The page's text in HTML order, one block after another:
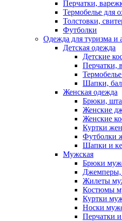
Перчатки,
Термобелье для
Толстовки,
Футболки
Одежда для туризма и
Детская одежда
Детские
Перчатки,
Шапки,
Женская одежда
Брюки,
Женские
Женские
Куртки
Футболки
Шапки и
Мужская
Брюки
Джемперы,
Жилеты
Костюмы
Куртки
Носки
Перчатки